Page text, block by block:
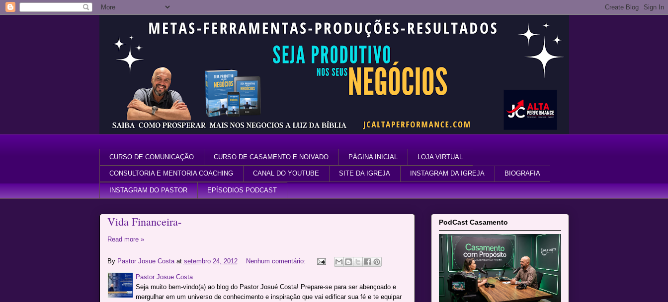
CURSO DE COMUNICAÇÃO CURSO DE CASAMENTO E NOIVADO PÁGINA INICIAL LOJA VIRTUAL
CONSULTORIA E MENTORIA COACHING CANAL DO YOUTUBE SITE DA IGREJA INSTAGRAM DA IGREJA BIOGRAFIA
INSTAGRAM DO PASTOR EPÍSODIOS PODCAST
Vida Financeira-
Read more »
By Pastor Josue Costa at setembro 24, 2012 Nenhum comentário:
Pastor Josue Costa
Seja muito bem-vindo(a) ao blog do Pastor Josué Costa! Prepare-se para ser abençoado e
mergulhar em um universo de conhecimento e inspiração que vai edificar sua fé e te equipar
PodCast Casamento